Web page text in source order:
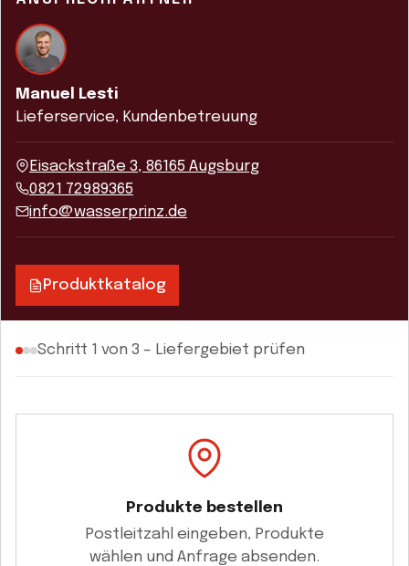
Manuel Lesti
Lieferservice, Kundenbetreuung
Eisackstraße 3, 86165 Augsburg
0821 72989365
info@wasserprinz.de
Produktkatalog
Schritt 1 von 3 – Liefergebiet prüfen
Produkte bestellen
Postleitzahl eingeben, Produkte
wählen und Anfrage absenden.